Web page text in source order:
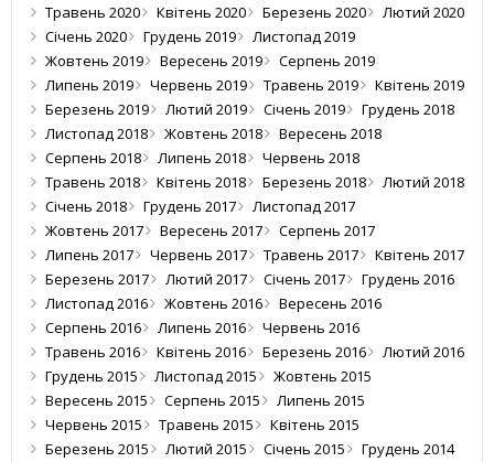
Травень 2020
Квітень 2020 Березень 2020
Лютий 2020
Січень 2020
Грудень 2019
Листопад 2019
Жовтень 2019
Вересень 2019
Серпень 2019
Липень 2019
Червень 2019 Травень 2019
Квітень 2019
Березень 2019
Лютий 2019 Січень 2019
Грудень 2018
Листопад 2018
Жовтень 2018
Вересень 2018
Серпень 2018
Липень 2018
Червень 2018
Травень 2018
Квітень 2018 Березень 2018
Лютий 2018
Січень 2018
Грудень 2017
Листопад 2017
Жовтень 2017
Вересень 2017
Серпень 2017
Липень 2017
Червень 2017 Травень 2017
Квітень 2017
Березень 2017
Лютий 2017 Січень 2017
Грудень 2016
Листопад 2016
Жовтень 2016
Вересень 2016
Серпень 2016
Липень 2016
Червень 2016
Травень 2016
Квітень 2016 Березень 2016
Лютий 2016
Грудень 2015
Листопад 2015
Жовтень 2015
Вересень 2015
Серпень 2015
Липень 2015
Червень 2015
Травень 2015
Квітень 2015
Березень 2015
Лютий 2015 Січень 2015 Грудень 2014